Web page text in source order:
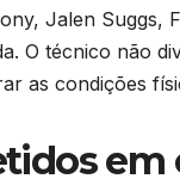
Jalen Suggs,
O técnico não
as condições
em